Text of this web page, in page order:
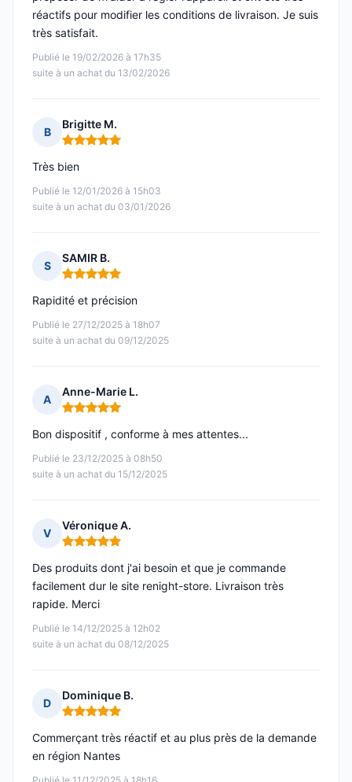
Publié le 19/02/2026 à 17h35
suite à un achat du 13/02/2026
réactifs pour modifier les conditions de livraison. Je suis
très satisfait.
B
Brigitte M.
Note : 5 sur 5
Publié le 12/01/2026 à 15h03
suite à un achat du 03/01/2026
Très bien
S
SAMIR B.
Note : 5 sur 5
Publié le 27/12/2025 à 18h07
suite à un achat du 09/12/2025
Rapidité et précision
A
Anne-Marie L.
Note : 5 sur 5
Publié le 23/12/2025 à 08h50
suite à un achat du 15/12/2025
Bon dispositif , conforme à mes attentes...
V
Véronique A.
Note : 5 sur 5
Publié le 14/12/2025 à 12h02
suite à un achat du 08/12/2025
Des produits dont j'ai besoin et que je commande
facilement dur le site renight-store. Livraison très
rapide. Merci
D
Dominique B.
Note : 5 sur 5
Commerçant très réactif et au plus près de la demande
en région Nantes